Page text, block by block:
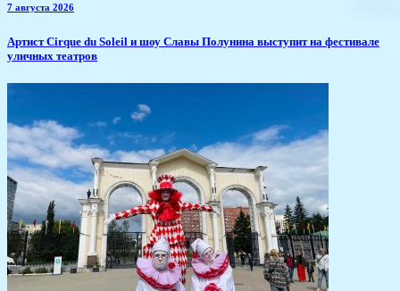
7 августа 2026
Артист Cirque du Soleil и шоу Славы Полунина выступит на фестивале
уличных театров